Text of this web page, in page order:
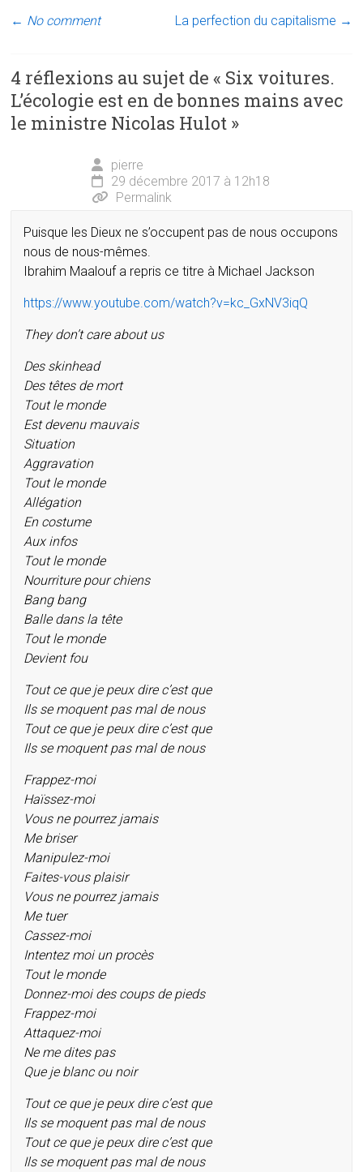
← No comment La perfection du capitalisme →
4 réflexions au sujet de « Six voitures.
L’écologie est en de bonnes mains avec
le ministre Nicolas Hulot »
pierre
29 décembre 2017 à 12h18
Permalink
Puisque les Dieux ne s’occupent pas de nous occupons
nous de nous-mêmes.
Ibrahim Maalouf a repris ce titre à Michael Jackson
https://www.youtube.com/watch?v=kc_GxNV3iqQ
They don’t care about us
Des skinhead
Des têtes de mort
Tout le monde
Est devenu mauvais
Situation
Aggravation
Tout le monde
Allégation
En costume
Aux infos
Tout le monde
Nourriture pour chiens
Bang bang
Balle dans la tête
Tout le monde
Devient fou
Tout ce que je peux dire c’est que
Ils se moquent pas mal de nous
Tout ce que je peux dire c’est que
Ils se moquent pas mal de nous
Frappez-moi
Haïssez-moi
Vous ne pourrez jamais
Me briser
Manipulez-moi
Faites-vous plaisir
Vous ne pourrez jamais
Me tuer
Cassez-moi
Intentez moi un procès
Tout le monde
Donnez-moi des coups de pieds
Frappez-moi
Attaquez-moi
Ne me dites pas
Que je blanc ou noir
Tout ce que je peux dire c’est que
Ils se moquent pas mal de nous
Tout ce que je peux dire c’est que
Ils se moquent pas mal de nous